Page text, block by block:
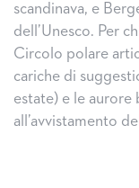
scandinava, e
dell’Unesco. Per
Circolo polare
cariche di
estate) e le aurore
all’avvistamento